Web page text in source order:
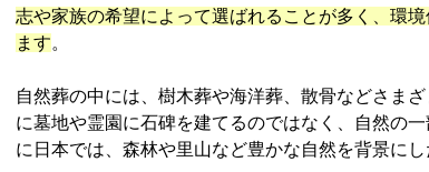
志や家族の希望によって選ばれることが多く、環
ます。
自然葬の中には、樹木葬や海洋葬、散骨などさま
に墓地や霊園に石碑を建てるのではなく、自然の
に日本では、森林や里山など豊かな自然を背景に